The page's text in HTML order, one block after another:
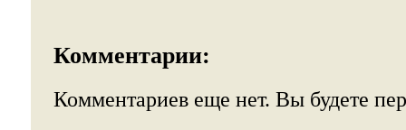
Комментарии:
Комментариев еще нет. Вы будете